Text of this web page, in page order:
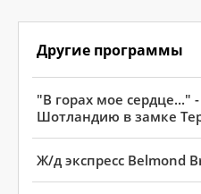
Другие программы
"В горах мое сердце..."
Шотландию в замке
Ж/д экспресс Belmond